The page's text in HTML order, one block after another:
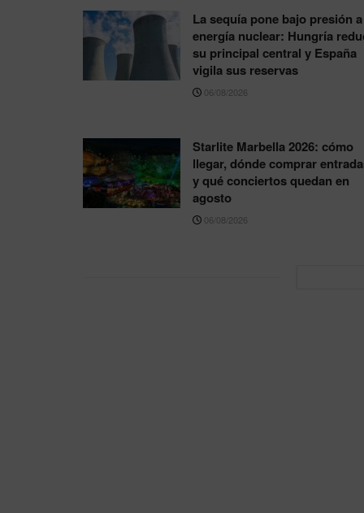
La sequía pone bajo presión
energía nuclear: Hungría
su principal central y España
vigila sus reservas
06/08/2026
Starlite Marbella 2026: cómo
llegar, dónde comprar
y qué conciertos quedan en
agosto
06/08/2026